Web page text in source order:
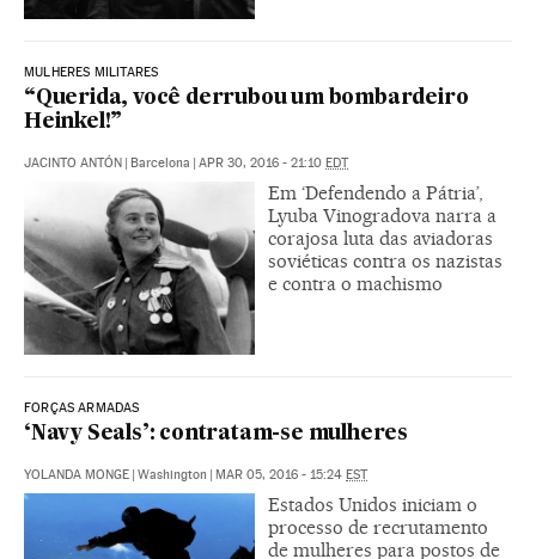
MULHERES MILITARES
“Querida, você derrubou um bombardeiro
Heinkel!”
JACINTO ANTÓN | Barcelona | APR 30, 2016 - 21:10 EDT
Em ‘Defendendo a Pátria’,
Lyuba Vinogradova narra a
corajosa luta das aviadoras
soviéticas contra os nazistas
e contra o machismo
FORÇAS ARMADAS
‘Navy Seals’: contratam-se mulheres
YOLANDA MONGE | Washington | MAR 05, 2016 - 15:24 EST
Estados Unidos iniciam o
processo de recrutamento
de mulheres para postos de